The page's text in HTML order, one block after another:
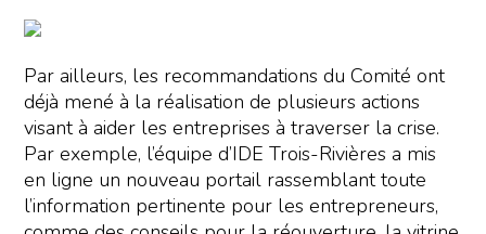
Par ailleurs, les recommandations du Comité ont
déjà mené à la réalisation de plusieurs actions
visant à aider les entreprises à traverser la crise.
Par exemple, l’équipe d’IDE Trois-Rivières a mis
en ligne un nouveau portail rassemblant toute
l’information pertinente pour les entrepreneurs,